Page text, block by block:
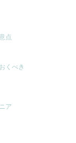
点
くべき
ア